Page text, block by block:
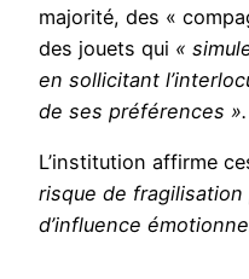
majorité, des «
des jouets qui «
en sollicitant
de ses préférences ».
L’institution affirme
risque de
d’influence